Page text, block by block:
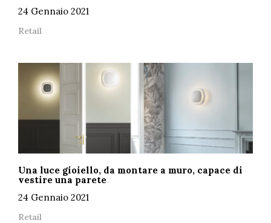
24 Gennaio 2021
Retail
Una luce gioiello, da montare a muro, capace di
vestire una parete
24 Gennaio 2021
Retail